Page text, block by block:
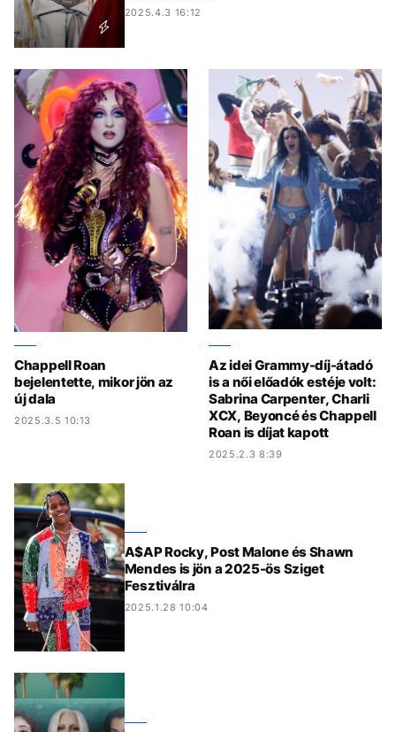
2025.4.3 16:12
Chappell Roan
bejelentette, mikor jön az
új dala
2025.3.5 10:13
Az idei Grammy-díj-átadó
is a női előadók estéje volt:
Sabrina Carpenter, Charli
XCX, Beyoncé és Chappell
Roan is díjat kapott
2025.2.3 8:39
A$AP Rocky, Post Malone és Shawn
Mendes is jön a 2025-ös Sziget
Fesztiválra
2025.1.28 10:04